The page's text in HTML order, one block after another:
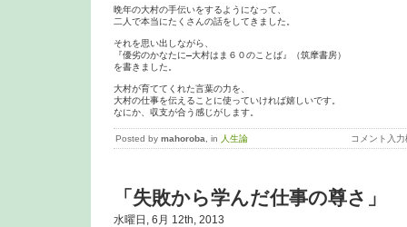
晩年の大村の手伝いをするようになって、
二人で本当にたくさんの話をしてきました。
それを思い出しながら、
『優劣のかなたに―大村はま６０のことば』（筑摩書房）
を書きました。
大村が育ててくれた言葉の力を、
大村の仕事を伝えることに使っていければ嬉しいです。
なにか、収支が合う感じがします。
Posted by mahoroba , in 人生論 コメント入力
「失敗から学んだ仕事の尊さ」
水曜日, 6月 12th, 2013